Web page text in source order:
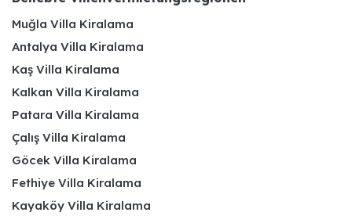
Muğla Villa Kiralama
Antalya Villa Kiralama
Kaş Villa Kiralama
Kalkan Villa Kiralama
Patara Villa Kiralama
Çalış Villa Kiralama
Göcek Villa Kiralama
Fethiye Villa Kiralama
Kayaköy Villa Kiralama